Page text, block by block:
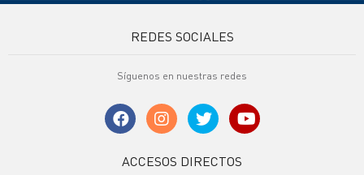
REDES SOCIALES
Síguenos en nuestras redes
ACCESOS DIRECTOS